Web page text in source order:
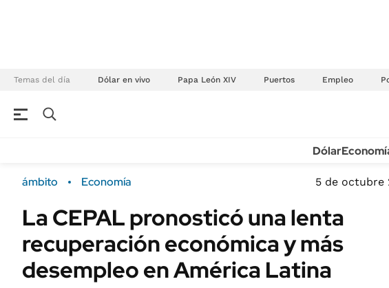
Temas del día Dólar en vivo Papa León XIV Puertos Empleo
Campo
FINANZAS
Dólar
Sustentabilidad
Seguros
POLÍTICA
Dólar
ámbito Economía 5 de octubre
La CEPAL pronosticó una lenta
recuperación económica y más
desempleo en América Latina